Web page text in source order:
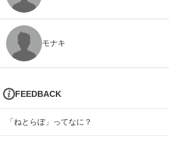
モナキ
FEEDBACK
「ねとらぼ」ってなに？